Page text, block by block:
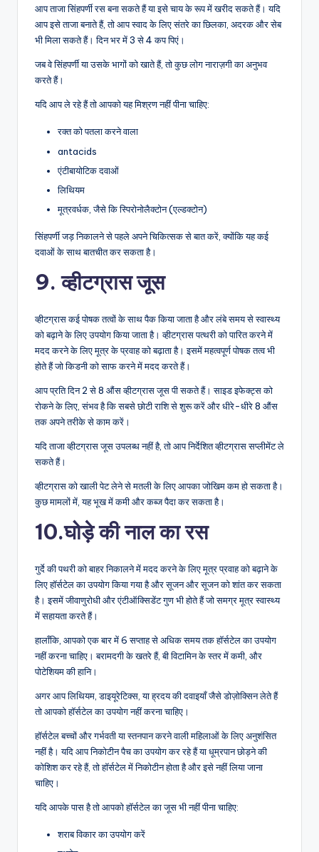
आप ताजा सिंहपर्णी रस बना सकते हैं या इसे चाय के रूप में खरीद सकते हैं। यदि
आप इसे ताजा बनाते हैं, तो आप स्वाद के लिए संतरे का छिलका, अदरक और सेब
भी मिला सकते हैं। दिन भर में 3 से 4 कप पिएं।
जब वे सिंहपर्णी या उसके भागों को खाते हैं, तो कुछ लोग नाराज़गी का अनुभव
करते हैं।
यदि आप ले रहे हैं तो आपको यह मिश्रण नहीं पीना चाहिए:
रक्त को पतला करने वाला
antacids
एंटीबायोटिक दवाओं
लिथियम
मूत्रवर्धक, जैसे कि स्पिरोनोलैक्टोन (एल्डक्टोन)
सिंहपर्णी जड़ निकालने से पहले अपने चिकित्सक से बात करें, क्योंकि यह कई
दवाओं के साथ बातचीत कर सकता है।
9. व्हीटग्रास जूस
व्हीटग्रास कई पोषक तत्वों के साथ पैक किया जाता है और लंबे समय से स्वास्थ्य
को बढ़ाने के लिए उपयोग किया जाता है। व्हीटग्रास पत्थरी को पारित करने में
मदद करने के लिए मूत्र के प्रवाह को बढ़ाता है। इसमें महत्वपूर्ण पोषक तत्व भी
होते हैं जो किडनी को साफ करने में मदद करते हैं।
आप प्रति दिन 2 से 8 औंस व्हीटग्रास जूस पी सकते हैं। साइड इफेक्ट्स को
रोकने के लिए, संभव है कि सबसे छोटी राशि से शुरू करें और धीरे-धीरे 8 औंस
तक अपने तरीके से काम करें।
यदि ताजा व्हीटग्रास जूस उपलब्ध नहीं है, तो आप निर्देशित व्हीटग्रास सप्लीमेंट ले
सकते हैं।
व्हीटग्रास को खाली पेट लेने से मतली के लिए आपका जोखिम कम हो सकता है।
कुछ मामलों में, यह भूख में कमी और कब्ज पैदा कर सकता है।
10.घोड़े की नाल का रस
गुर्दे की पथरी को बाहर निकालने में मदद करने के लिए मूत्र प्रवाह को बढ़ाने के
लिए हॉर्सटेल का उपयोग किया गया है और सूजन और सूजन को शांत कर सकता
है। इसमें जीवाणुरोधी और एंटीऑक्सिडेंट गुण भी होते हैं जो समग्र मूत्र स्वास्थ्य
में सहायता करते हैं।
हालाँकि, आपको एक बार में 6 सप्ताह से अधिक समय तक हॉर्सटेल का उपयोग
नहीं करना चाहिए। बरामदगी के खतरे हैं, बी विटामिन के स्तर में कमी, और
पोटेशियम की हानि।
अगर आप लिथियम, डाइयूरेटिक्स, या ह्रदय की दवाइयाँ जैसे डोज़ोक्सिन लेते हैं
तो आपको हॉर्सटेल का उपयोग नहीं करना चाहिए।
हॉर्सटेल बच्चों और गर्भवती या स्तनपान करने वाली महिलाओं के लिए अनुशंसित
नहीं है। यदि आप निकोटीन पैच का उपयोग कर रहे हैं या धूम्रपान छोड़ने की
कोशिश कर रहे हैं, तो हॉर्सटेल में निकोटीन होता है और इसे नहीं लिया जाना
चाहिए।
यदि आपके पास है तो आपको हॉर्सटेल का जूस भी नहीं पीना चाहिए:
शराब विकार का उपयोग करें